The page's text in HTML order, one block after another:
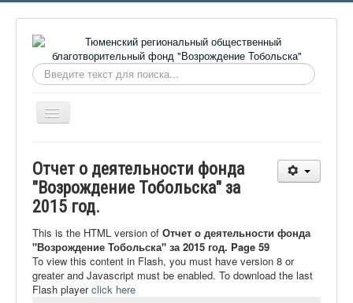
Искать...
Включить/
выключить
О фонде
Онлайн библиотека
Видеоматериалы
Контакты
Сайт проекта Достоевский
Отчет о деятельности фонда
"Возрождение Тобольска" за
2015 год.
This is the HTML version of Отчет о деятельности фонда
"Возрождение Тобольска" за 2015 год. Page 59
To view this content in Flash, you must have version 8 or
greater and Javascript must be enabled. To download the last
Flash playerclick here